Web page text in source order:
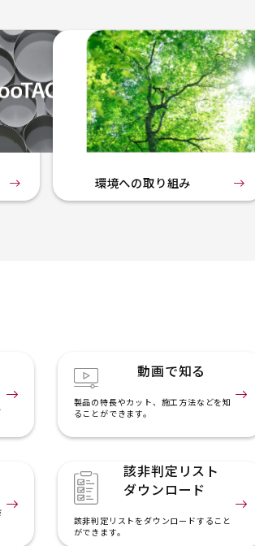
環境への取り組み
動画で知る
製品の特長やカット、施工方法などを知
ることができます。
該非判定リスト
ダウンロード
該非判定リストをダウンロードすること
ができます。